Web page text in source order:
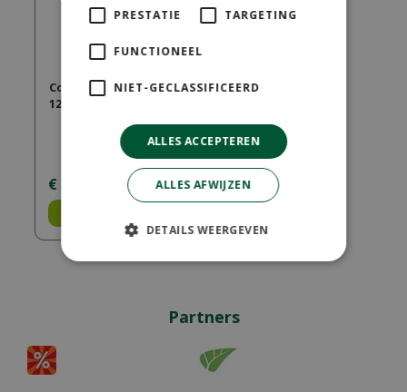
Cordoba Teak Bench
120 cm
€
Partners
PRESTATIE TARGETING
FUNCTIONEEL
NIET-GECLASSIFICEERD
ALLES ACCEPTEREN
ALLES AFWIJZEN
DETAILS WEERGEVEN